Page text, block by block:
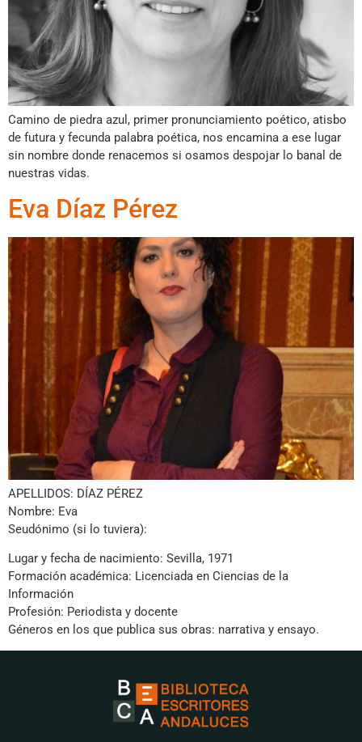
Camino de piedra azul, primer pronunciamiento poético, atisbo
de futura y fecunda palabra poética, nos encamina a ese lugar
sin nombre donde renacemos si osamos despojar lo banal de
nuestras vidas.
Eva Díaz Pérez
APELLIDOS: DÍAZ PÉREZ
Nombre: Eva
Seudónimo (si lo tuviera):
Lugar y fecha de nacimiento: Sevilla, 1971
Formación académica: Licenciada en Ciencias de la
Información
Profesión: Periodista y docente
Géneros en los que publica sus obras: narrativa y ensayo.